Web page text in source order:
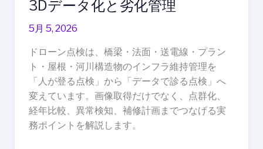
3Dデータ化と劣化管理
5月 5, 2026
ドローン点検は、橋梁・法面・送電線・プラン
ト・屋根・河川構造物のインフラ維持管理を
「人が登る点検」から「データで診る点検」へ
変えています。画像取得だけでなく、点群化、
経年比較、異常検知、補修計画までつなげる実
務ポイントを解説します。
ー
点
検
必
要
な